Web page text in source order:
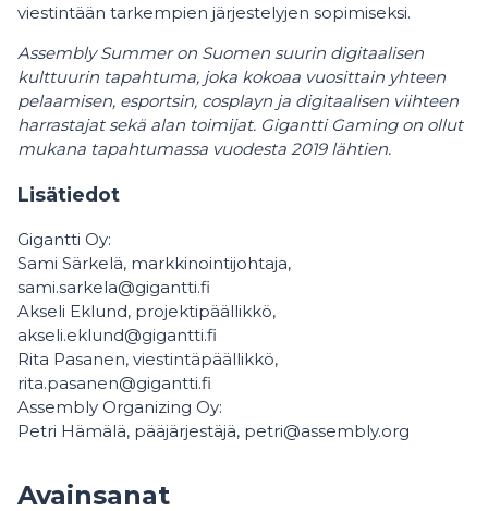
viestintään tarkempien järjestelyjen sopimiseksi.
Assembly Summer on Suomen suurin digitaalisen
kulttuurin tapahtuma, joka kokoaa vuosittain yhteen
pelaamisen, esportsin, cosplayn ja digitaalisen viihteen
harrastajat sekä alan toimijat. Gigantti Gaming on ollut
mukana tapahtumassa vuodesta 2019 lähtien.
Lisätiedot
Gigantti Oy:
Sami Särkelä, markkinointijohtaja,
sami.sarkela@gigantti.fi
Akseli Eklund, projektipäällikkö,
akseli.eklund@gigantti.fi
Rita Pasanen, viestintäpäällikkö,
rita.pasanen@gigantti.fi
Assembly Organizing Oy:
Petri Hämälä, pääjärjestäjä, petri@assembly.org
Avainsanat